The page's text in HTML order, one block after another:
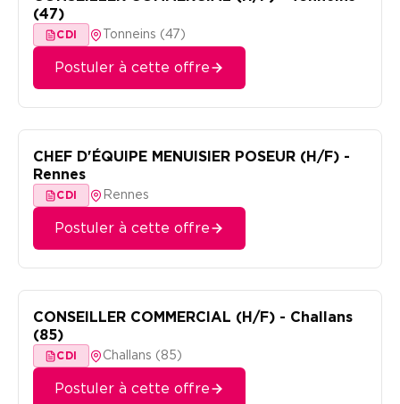
(47)
CDI Tonneins (47)
Postuler à cette offre
CHEF D'ÉQUIPE MENUISIER POSEUR (H/F) -
Rennes
CDI Rennes
Postuler à cette offre
CONSEILLER COMMERCIAL (H/F) - Challans
(85)
CDI Challans (85)
Postuler à cette offre